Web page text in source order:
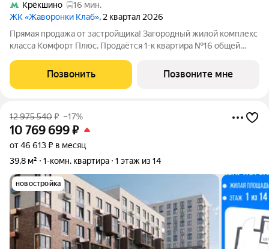
Крёкшино
16 мин.
ЖК «Жаворонки Клаб», 2 квартал 2026
Прямая продажа от застройщика! Загородный жилой комплекс
класса Комфорт Плюс. Продаётся 1-к квартира №16 общей
отделки. Расположение комплекса: Для создания
гармоничного пространства в проекте
Позвонить Позвоните мне
12 975 540₽ –17%
10 769 699₽
от 46 613 ₽ в месяц
39,8 м²
1-комн. квартира 1 этаж из 14
новостройка